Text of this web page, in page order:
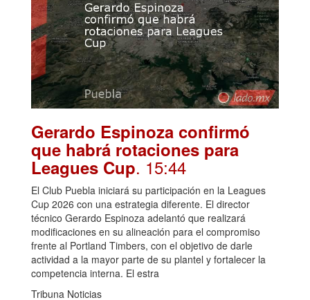
Gerardo Espinoza confirmó
que habrá rotaciones para
Leagues Cup. 15:44
El Club Puebla iniciará su participación en la Leagues
Cup 2026 con una estrategia diferente. El director
técnico Gerardo Espinoza adelantó que realizará
modificaciones en su alineación para el compromiso
frente al Portland Timbers, con el objetivo de darle
actividad a la mayor parte de su plantel y fortalecer la
competencia interna. El estra
Tribuna Noticias